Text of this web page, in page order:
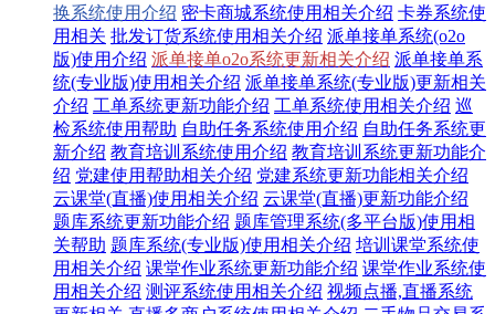
换系统使用介绍 密卡商城系统使用相关介绍 卡券系统使
用相关 批发订货系统使用相关介绍 派单接单系统(o2o
版)使用介绍 派单接单o2o系统更新相关介绍 派单接单系
统(专业版)使用相关介绍 派单接单系统(专业版)更新相关
介绍 工单系统更新功能介绍 工单系统使用相关介绍 巡
检系统使用帮助 自助任务系统使用介绍 自助任务系统更
新介绍 教育培训系统使用介绍 教育培训系统更新功能介
绍 党建使用帮助相关介绍 党建系统更新功能相关介绍
云课堂(直播)使用相关介绍 云课堂(直播)更新功能介绍
题库系统更新功能介绍 题库管理系统(多平台版)使用相
关帮助 题库系统(专业版)使用相关介绍 培训课堂系统使
用相关介绍 课堂作业系统更新功能介绍 课堂作业系统使
用相关介绍 测评系统使用相关介绍 视频点播,直播系统